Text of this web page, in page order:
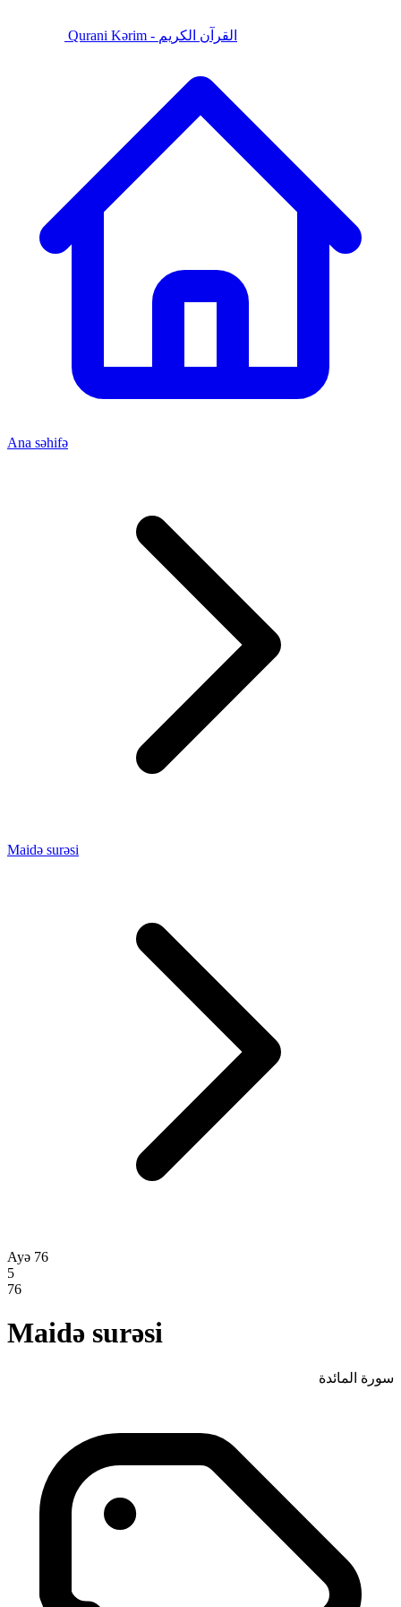
Qurani Kərim - القرآن الكريم
Ana səhifə
Maidə surəsi
Ayə 76
5
76
Maidə surəsi
سورة المائدة